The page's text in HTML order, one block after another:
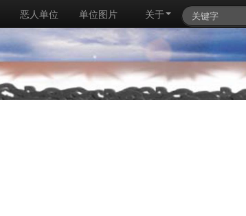
恶人单位 单位图片 关于